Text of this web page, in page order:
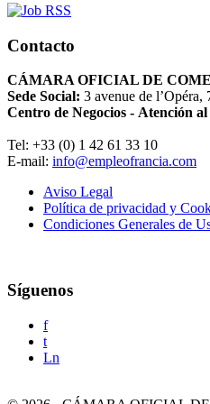
Contacto
CÁMARA OFICIAL DE
Sede Social: 3 avenue de l’Opéra,
Centro de Negocios - Atención
Tel: +33 (0) 1 42 61 33 10
E-mail: info@empleofrancia.com
Aviso Legal
Política de privacidad y
Condiciones Generales de
Síguenos
f
t
Ln